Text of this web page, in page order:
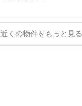
近くの物件をもっと見る